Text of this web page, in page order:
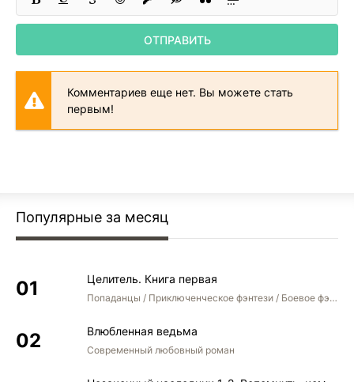
ОТПРАВИТЬ
Комментариев еще нет. Вы можете стать
первым!
Популярные за месяц
Целитель. Книга первая
Попаданцы / Приключенческое фэнтези / Боевое фэнтези
Влюбленная ведьма
Современный любовный роман